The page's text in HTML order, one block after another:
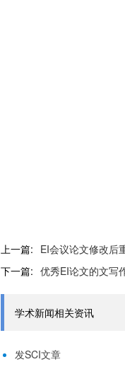
上一篇: EI会议论文修改后
下一篇: 优秀EI论文的文写
学术新闻相关资讯
发SCI文章